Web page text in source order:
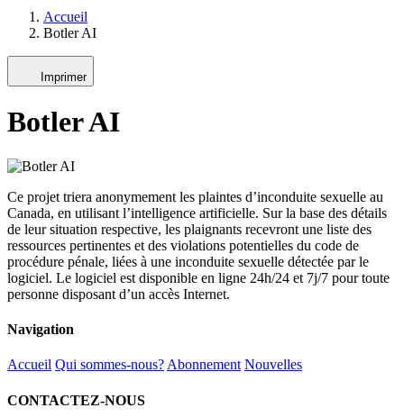
Accueil
Botler AI
Imprimer
Botler AI
Ce projet triera anonymement les plaintes d’inconduite sexuelle au
Canada, en utilisant l’intelligence artificielle. Sur la base des détails
de leur situation respective, les plaignants recevront une liste des
ressources pertinentes et des violations potentielles du code de
procédure pénale, liées à une inconduite sexuelle détectée par le
logiciel. Le logiciel est disponible en ligne 24h/24 et 7j/7 pour toute
personne disposant d’un accès Internet.
Navigation
Accueil Qui sommes-nous?Abonnement Nouvelles
CONTACTEZ-NOUS